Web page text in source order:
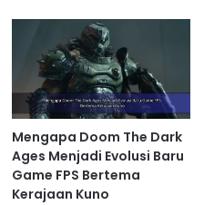
Mengapa Doom The Dark
Ages Menjadi Evolusi Baru
Game FPS Bertema
Kerajaan Kuno